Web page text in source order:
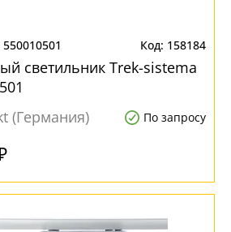
550010501 158184
светильник Trek-sistema
(Германия)
По запросу